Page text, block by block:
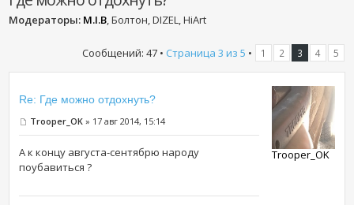
Модераторы: M.I.B, Болтон, DIZEL, HiArt
Сообщений: 47 • Страница 3 из 5 • 1 2 3 4 5
Re: Где можно отдохнуть?
Trooper_OK » 17 авг 2014, 15:14
А к концу августа-сентябрю народу
поубавиться ?
Trooper_OK